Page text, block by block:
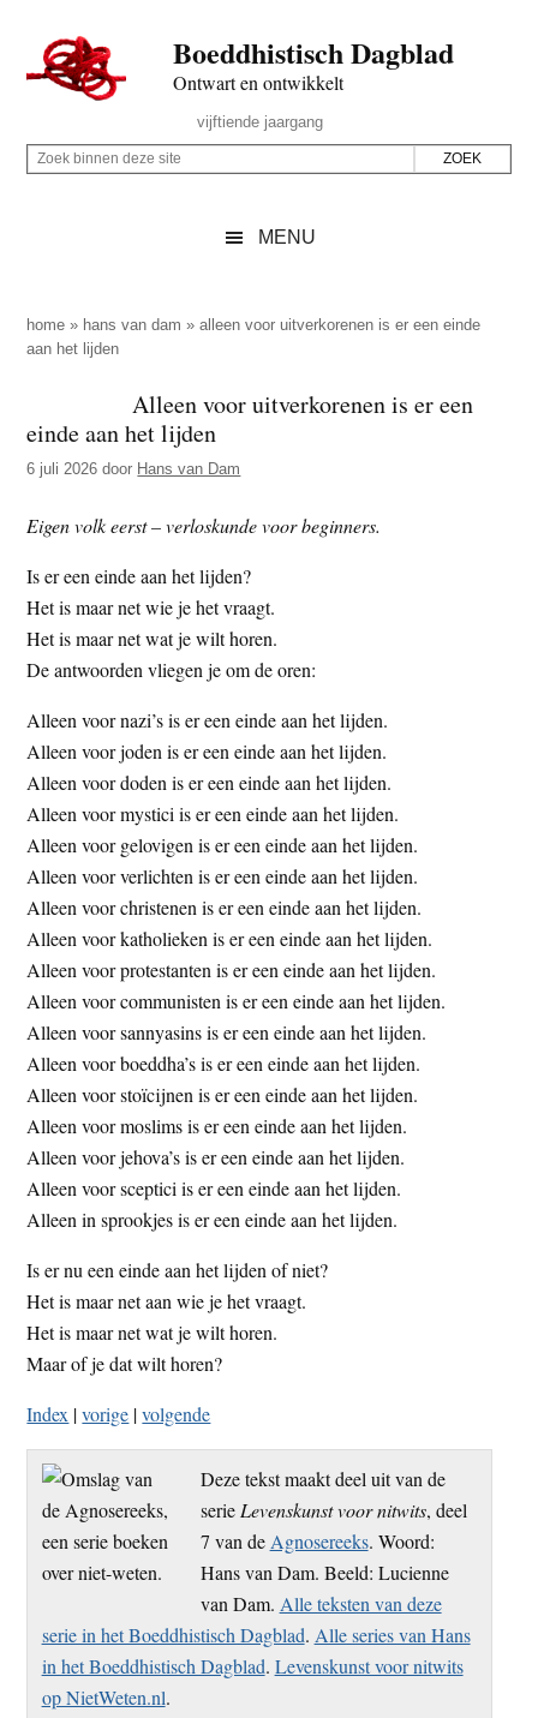
naar
de
inhoud
secondary
naar
de
sidebar
naar
de
Boeddhistisch Dagblad
Ontwart en ontwikkelt
Rechts
vijftiende jaargang
Z
p
d
z
e
i
t
e
Z
i
n
n
d
z
e
s
i
t
MENU
home » hans van dam »alleen voor uitverkorenen is er een einde
aan het lijden
Alleen voor uitverkorenen is er een
einde aan het lijden
6 juli 2026 door Hans van Dam
Eigen volk eerst – verloskunde voor beginners.
Is er een einde aan het lijden?
Het is maar net wie je het vraagt.
Het is maar net wat je wilt horen.
De antwoorden vliegen je om de oren:
Alleen voor nazi’s is er een einde aan het lijden.
Alleen voor joden is er een einde aan het lijden.
Alleen voor doden is er een einde aan het lijden.
Alleen voor mystici is er een einde aan het lijden.
Alleen voor gelovigen is er een einde aan het lijden.
Alleen voor verlichten is er een einde aan het lijden.
Alleen voor christenen is er een einde aan het lijden.
Alleen voor katholieken is er een einde aan het lijden.
Alleen voor protestanten is er een einde aan het lijden.
Alleen voor communisten is er een einde aan het lijden.
Alleen voor sannyasins is er een einde aan het lijden.
Alleen voor boeddha’s is er een einde aan het lijden.
Alleen voor stoïcijnen is er een einde aan het lijden.
Alleen voor moslims is er een einde aan het lijden.
Alleen voor jehova’s is er een einde aan het lijden.
Alleen voor sceptici is er een einde aan het lijden.
Alleen in sprookjes is er een einde aan het lijden.
Is er nu een einde aan het lijden of niet?
Het is maar net aan wie je het vraagt.
Het is maar net wat je wilt horen.
Maar of je dat wilt horen?
Index |vorige |volgende
Deze tekst maakt deel uit van de
serie Levenskunst voor nitwits, deel
7 van de Agnosereeks. Woord:
Hans van Dam. Beeld: Lucienne
van Dam. Alle teksten van deze
serie in het Boeddhistisch Dagblad. Alle series van Hans
in het Boeddhistisch Dagblad. Levenskunst voor nitwits
op NietWeten.nl.